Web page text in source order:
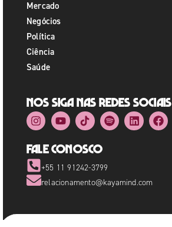
Mercado
Negócios
Política
Ciência
Saúde
Nos siga nas redes sociais
Fale Conosco
+55 11 91242-3799
relacionamento@kayamind.com